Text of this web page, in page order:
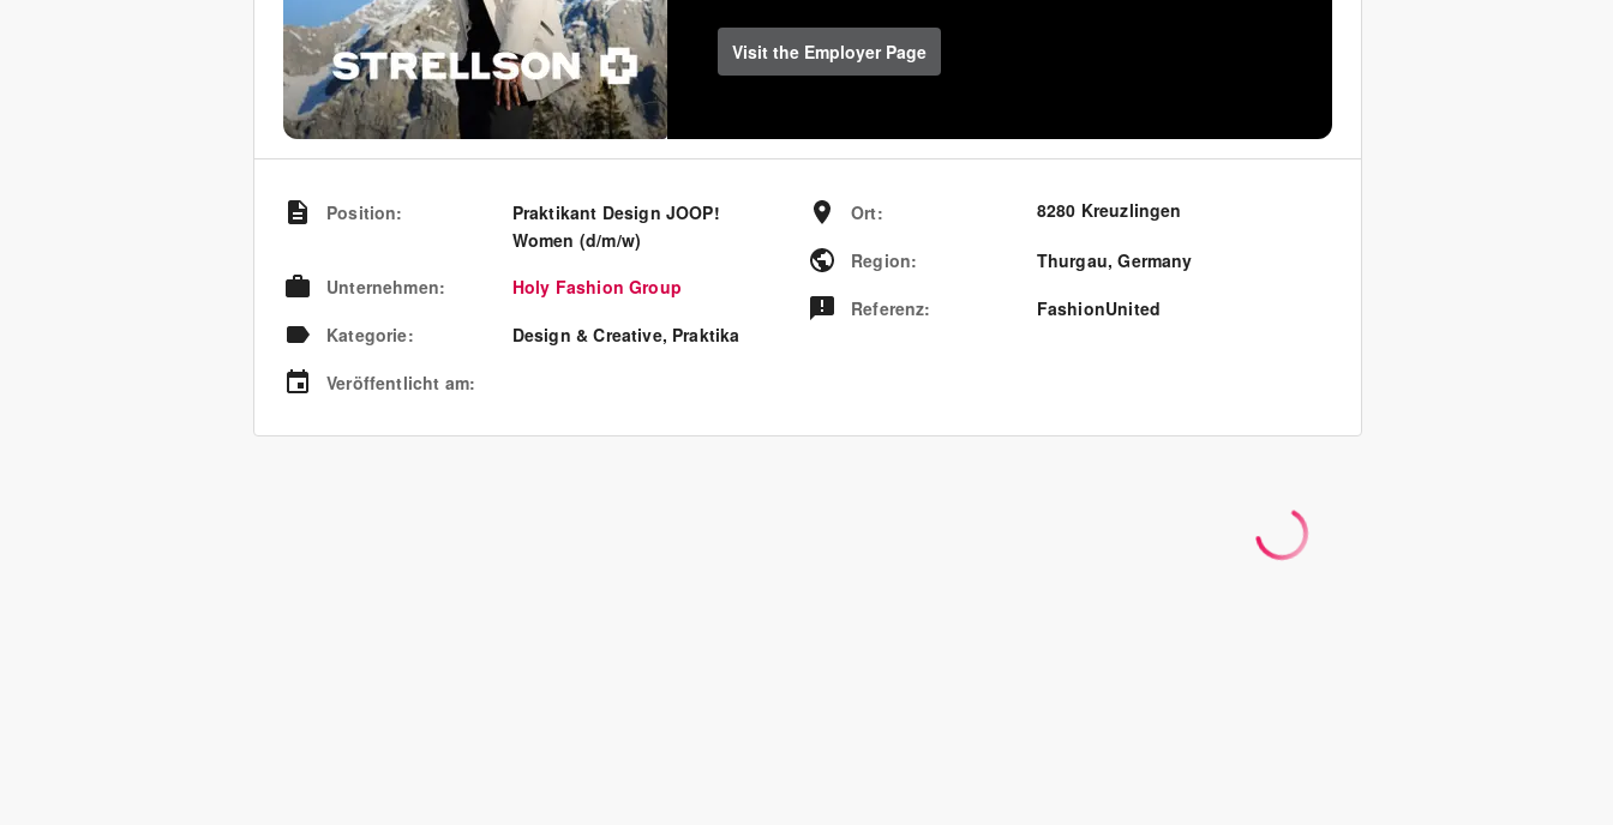
Visit the Employer Page
Position:
Praktikant Design JOOP!
Women (d/m/w)
Unternehmen:
Holy Fashion Group
Kategorie:
Design & Creative, Praktika
Veröffentlicht am:
Ort: 8280 Kreuzlingen
Region: Thurgau,Germany
Referenz: FashionUnited